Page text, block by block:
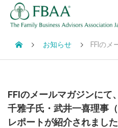
お知らせ FFIのメールマガジンにて、
FFIのメールマガジンにて
千雅子氏・武井一喜理事
レポートが紹介されました